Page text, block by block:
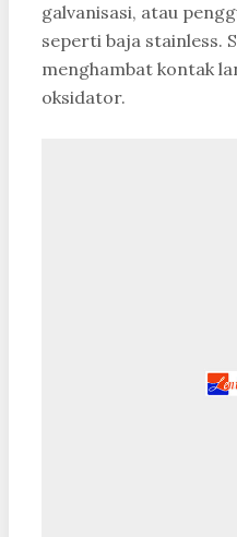
galvanisasi, atau
seperti baja stainless.
menghambat kontak
oksidator.